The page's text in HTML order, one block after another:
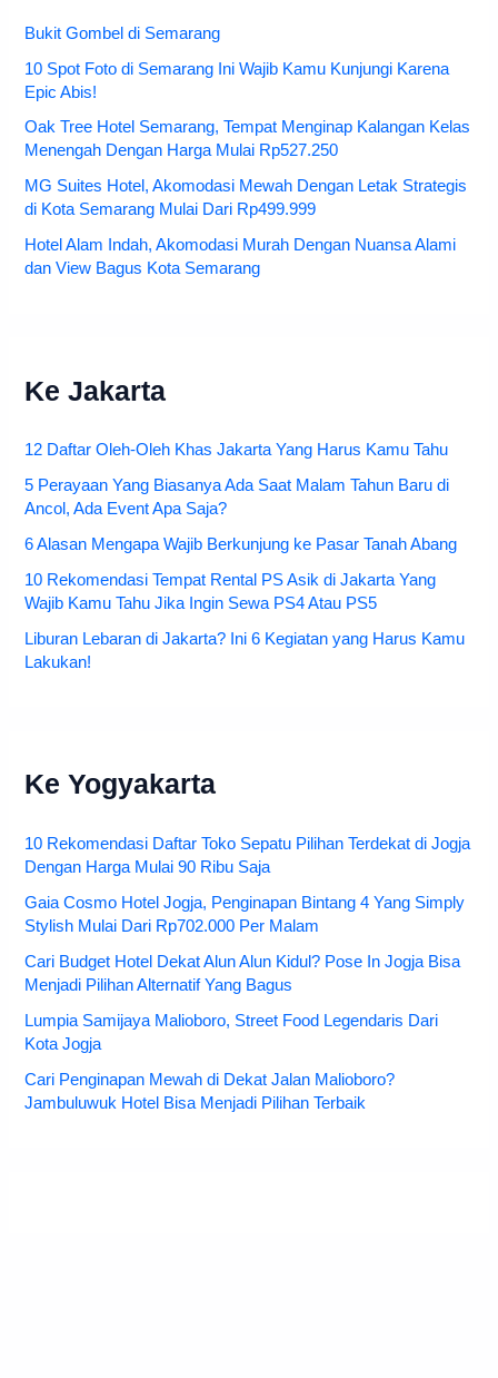
Bukit Gombel di Semarang
10 Spot Foto di Semarang Ini Wajib Kamu Kunjungi Karena
Epic Abis!
Oak Tree Hotel Semarang, Tempat Menginap Kalangan Kelas
Menengah Dengan Harga Mulai Rp527.250
MG Suites Hotel, Akomodasi Mewah Dengan Letak Strategis
di Kota Semarang Mulai Dari Rp499.999
Hotel Alam Indah, Akomodasi Murah Dengan Nuansa Alami
dan View Bagus Kota Semarang
Ke Jakarta
12 Daftar Oleh-Oleh Khas Jakarta Yang Harus Kamu Tahu
5 Perayaan Yang Biasanya Ada Saat Malam Tahun Baru di
Ancol, Ada Event Apa Saja?
6 Alasan Mengapa Wajib Berkunjung ke Pasar Tanah Abang
10 Rekomendasi Tempat Rental PS Asik di Jakarta Yang
Wajib Kamu Tahu Jika Ingin Sewa PS4 Atau PS5
Liburan Lebaran di Jakarta? Ini 6 Kegiatan yang Harus Kamu
Lakukan!
Ke Yogyakarta
10 Rekomendasi Daftar Toko Sepatu Pilihan Terdekat di Jogja
Dengan Harga Mulai 90 Ribu Saja
Gaia Cosmo Hotel Jogja, Penginapan Bintang 4 Yang Simply
Stylish Mulai Dari Rp702.000 Per Malam
Cari Budget Hotel Dekat Alun Alun Kidul? Pose In Jogja Bisa
Menjadi Pilihan Alternatif Yang Bagus
Lumpia Samijaya Malioboro, Street Food Legendaris Dari
Kota Jogja
Cari Penginapan Mewah di Dekat Jalan Malioboro?
Jambuluwuk Hotel Bisa Menjadi Pilihan Terbaik